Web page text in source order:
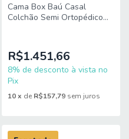
Cama Box Baú Casal
Colchão Semi Ortopédico
R$1.451,66
8% de desconto à vista no
Pix
10 x de R$157,79 sem juros